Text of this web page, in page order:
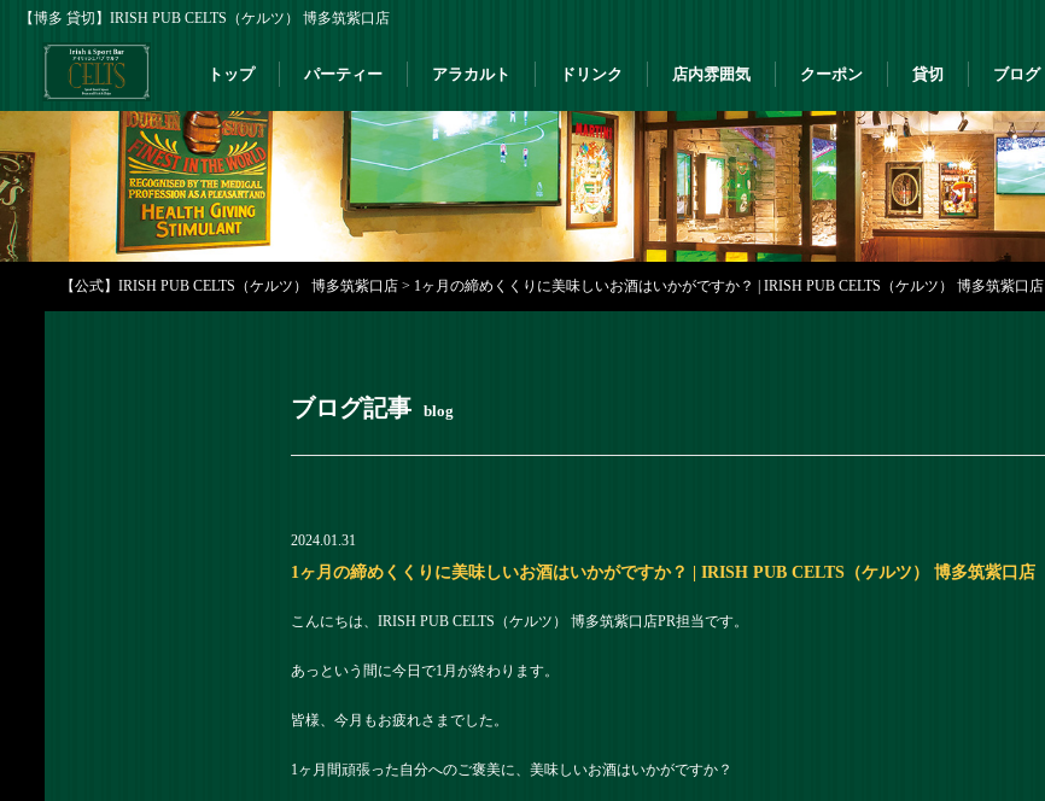
【博多 貸切】IRISH PUB CELTS（ケルツ） 博多筑紫口店
トップ パーティー アラカルト ドリンク 店内雰囲気 クーポン 貸切 ブログ
【公式】IRISH PUB CELTS（ケルツ） 博多筑紫口店 > 1ヶ月の締めくくりに美味しいお酒はいかがですか？ | IRISH PUB CELTS（ケルツ） 博多筑紫口店
ブログ記事 blog
2024.01.31
1ヶ月の締めくくりに美味しいお酒はいかがですか？ | IRISH PUB CELTS（ケルツ） 博多筑紫口店
こんにちは、IRISH PUB CELTS（ケルツ） 博多筑紫口店PR担当です。
あっという間に今日で1月が終わります。
皆様、今月もお疲れさまでした。
1ヶ月間頑張った自分へのご褒美に、美味しいお酒はいかがですか？